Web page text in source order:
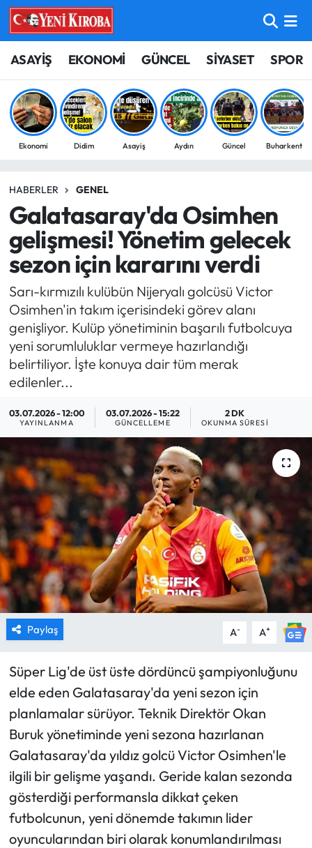
ASAYİŞ EKONOMİ GÜNCEL SİYASET SPOR
Ekonomi Didim Asayiş Aydın Güncel Buharkent
HABERLER GENEL
Galatasaray'da Osimhen
gelişmesi! Yönetim gelecek
sezon için kararını verdi
Sarı-kırmızılı kulübün Nijeryalı golcüsü Victor
Osimhen'in takım içerisindeki görev alanı
genişliyor. Kulüp yönetiminin başarılı futbolcuya
yeni sorumluluklar vermeye hazırlandığı
belirtiliyor. İşte konuya dair tüm merak
edilenler...
03.07.2026 - 12:00
YAYINLANMA
03.07.2026 - 15:22
GÜNCELLEME
2 DK
OKUNMA SÜRESI
Paylaş A- A+
Süper Lig'de üst üste dördüncü şampiyonluğunu
elde eden Galatasaray'da yeni sezon için
planlamalar sürüyor. Teknik Direktör Okan
Buruk yönetiminde yeni sezona hazırlanan
Galatasaray'da yıldız golcü Victor Osimhen'le
ilgili bir gelişme yaşandı. Geride kalan sezonda
gösterdiği performansla dikkat çeken
futbolcunun, yeni dönemde takımın lider
oyuncularından biri olarak konumlandırılması
ASAYİŞ
BİLİM-TEKNOLOJİ
ÇEVRE
EĞİTİM
EKONOMİ
GÜNCEL
GÜNDEM
MAGAZİN
SAĞLIK
SİYASET
TARIM
TURİZM
YAŞAM
RESMİ İLANLAR
HABER İLAN
Aydın Nöbetçi Eczaneler
Aydın Hava Durumu
Aydin Namaz Vakitleri
Süper Lig Puan Durumu ve Fikstür
Tüm Manşetler
Son Dakika Haberleri
Haber Arşivi